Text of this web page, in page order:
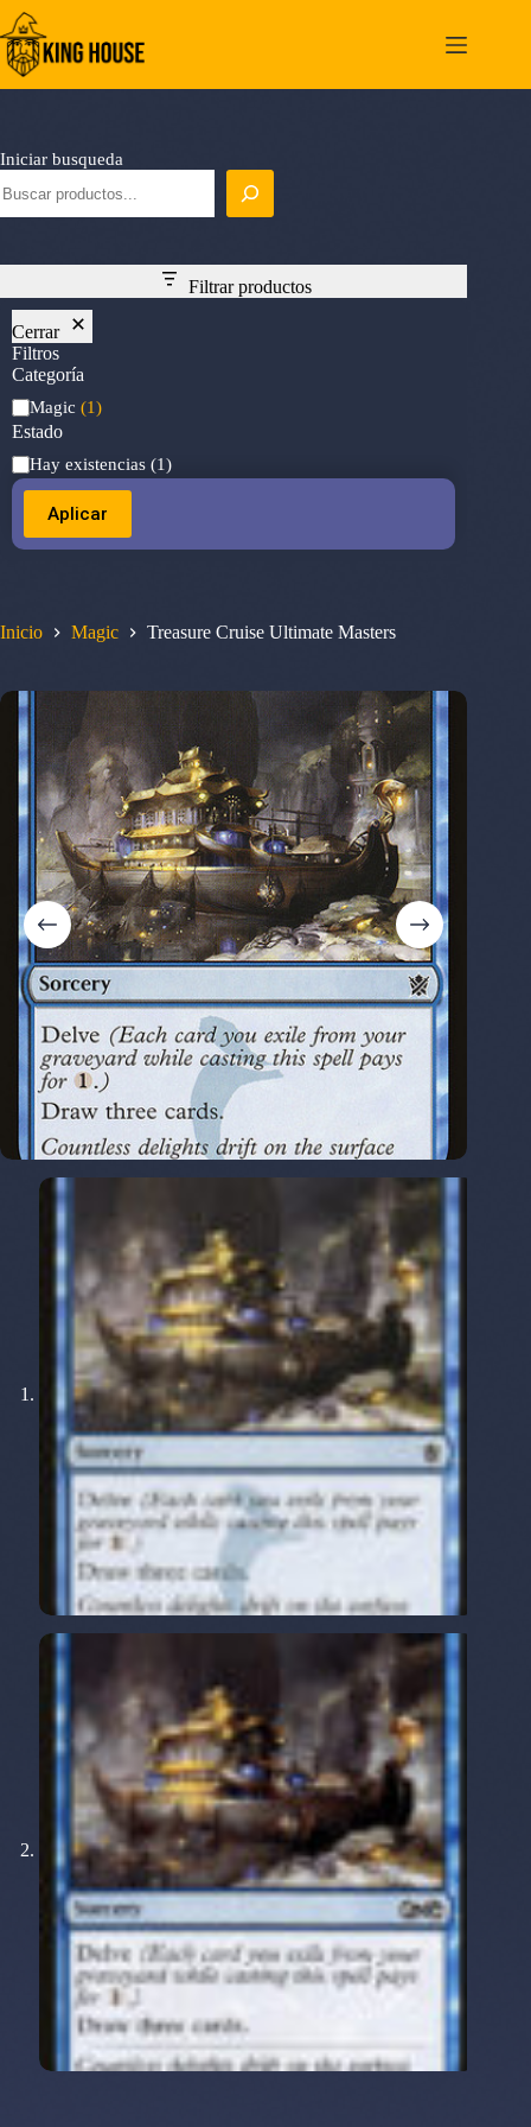
Saltar
al
contenido
Inicio Magic Treasure Cruise Ultimate Masters
Iniciar busqueda
Filtrar productos
Cerrar
Filtros
Categoría
Categoría
Magic (1)
Estado
Estado
Hay existencias (1)
Aplicar